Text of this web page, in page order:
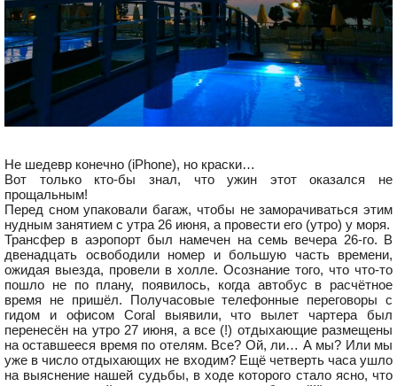
Не шедевр конечно (iPhone), но краски…
Вот только кто-бы знал, что ужин этот оказался не
прощальным!
Перед сном упаковали багаж, чтобы не заморачиваться этим
нудным занятием с утра 26 июня, а провести его (утро) у моря.
Трансфер в аэропорт был намечен на семь вечера 26-го. В
двенадцать освободили номер и большую часть времени,
ожидая выезда, провели в холле. Осознание того, что что-то
пошло не по плану, появилось, когда автобус в расчётное
время не пришёл. Получасовые телефонные переговоры с
гидом и офисом Coral выявили, что вылет чартера был
перенесён на утро 27 июня, а все (!) отдыхающие размещены
на оставшееся время по отелям. Все? Ой, ли… А мы? Или мы
уже в число отдыхающих не входим? Ещё четверть часа ушло
на выяснение нашей судьбы, в ходе которого стало ясно, что